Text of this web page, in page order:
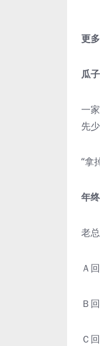
更
瓜
一
先
“拿
年
老
Ａ
Ｂ
Ｃ